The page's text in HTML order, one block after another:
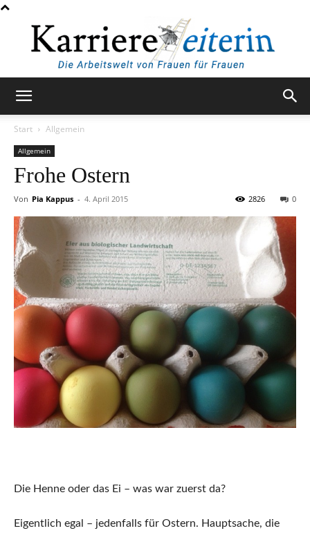
Start
Allgemein
Allgemein
Frohe Ostern
Von Pia Kappus - 4. April 2015 0
2826
Die Henne oder das Ei – was war zuerst da?
Eigentlich egal – jedenfalls für Ostern. Hauptsache, die